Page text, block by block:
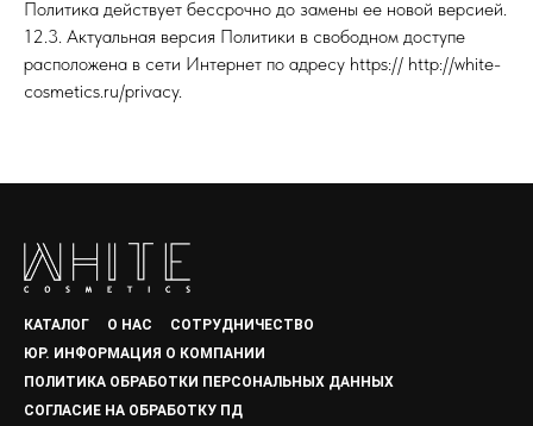
Политика действует бессрочно до замены ее новой версией.
12.3. Актуальная версия Политики в свободном доступе
расположена в сети Интернет по адресу https:// http://white-
cosmetics.ru/privacy.
КАТАЛОГ О НАС
СОТРУДНИЧЕСТВО
ЮР. ИНФОРМАЦИЯ О КОМПАНИИ
ПОЛИТИКА ОБРАБОТКИ ПЕРСОНАЛЬНЫХ ДАННЫХ
СОГЛАСИЕ НА ОБРАБОТКУ ПД